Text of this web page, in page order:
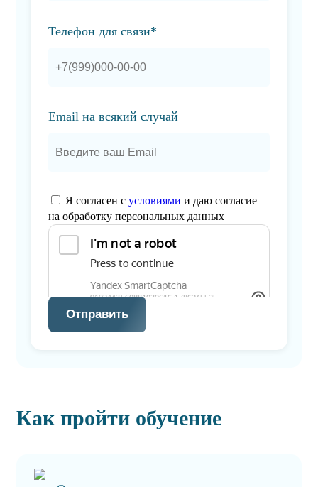
Телефон для связи*
Email на всякий случай
Я согласен с условиями и даю согласие
на обработку персональных данных
Отправить
Как пройти обучение